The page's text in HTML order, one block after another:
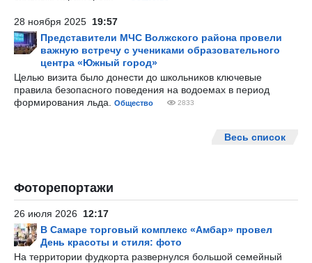
28 ноября 2025 19:57
Представители МЧС Волжского района провели
важную встречу с учениками образовательного
центра «Южный город»
Целью визита было донести до школьников ключевые
правила безопасного поведения на водоемах в период
формирования льда.
Общество 2833
Весь список
Фоторепортажи
26 июля 2026 12:17
В Самаре торговый комплекс «Амбар» провел
День красоты и стиля: фото
На территории фудкорта развернулся большой семейный